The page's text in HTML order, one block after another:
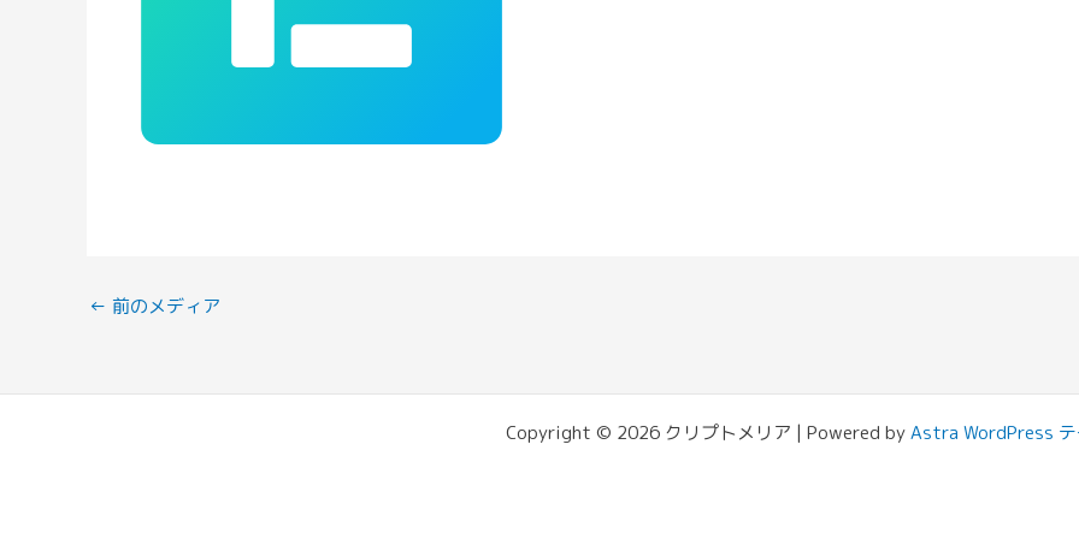
← 前のメディア
Copyright © 2026 クリプトメリア | Powered byAstra WordPress